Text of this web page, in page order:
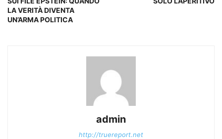
LA VERITÀ DIVENTA
UN’ARMA POLITICA
admin
http://truereport.net